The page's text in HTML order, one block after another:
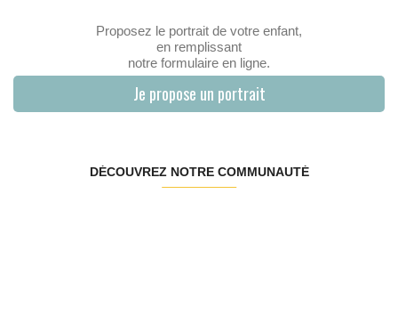
Proposez le portrait de votre enfant,
en remplissant
notre formulaire en ligne.
Je propose un portrait
DÉCOUVREZ NOTRE COMMUNAUTÉ